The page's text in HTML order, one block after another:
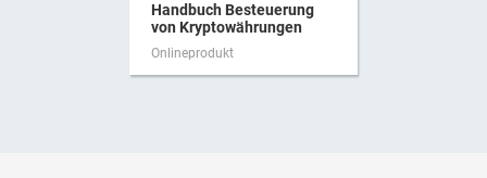
Handbuch Besteuerung
von Kryptowährungen
Onlineprodukt